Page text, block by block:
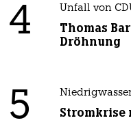
4 Unfall von
Thomas
Dröhnung
5 Stromkrise